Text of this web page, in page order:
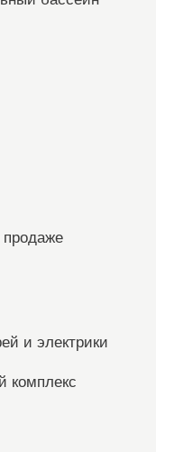
продаже
и электрики
комплекс